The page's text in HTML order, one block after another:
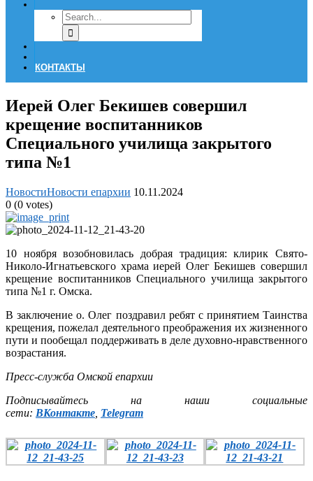
КОНТАКТЫ
Иерей Олег Бекишев совершил
крещение воспитанников
Специального училища закрытого
типа №1
НовостиНовости епархии 10.11.2024
0 (0 votes)
10 ноября возобновилась добрая традиция: клирик Свято-
Николо-Игнатьевского храма иерей Олег Бекишев совершил
крещение воспитанников Специального училища закрытого
типа №1 г. Омска.
В заключение о. Олег поздравил ребят с принятием Таинства
крещения, пожелал деятельного преображения их жизненного
пути и пообещал поддерживать в деле духовно-нравственного
возрастания.
Пресс-служба Омской епархии
Подписывайтесь на наши социальные
сети: ВКонтакте Telegram